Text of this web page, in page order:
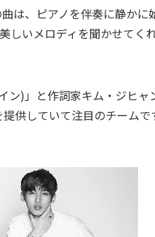
は、ピアノを伴奏に静かに
しいメロディを聞かせてく
ン)」と作詞家キム・ジヒャ
提供していて注目のチーム